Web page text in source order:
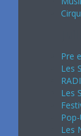
Pre
Les
Les
Les